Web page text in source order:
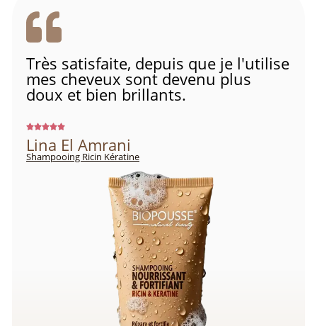
Très satisfaite, depuis que je l'utilise
mes cheveux sont devenu plus
doux et bien brillants.
Lina El Amrani
Shampooing Ricin Kératine